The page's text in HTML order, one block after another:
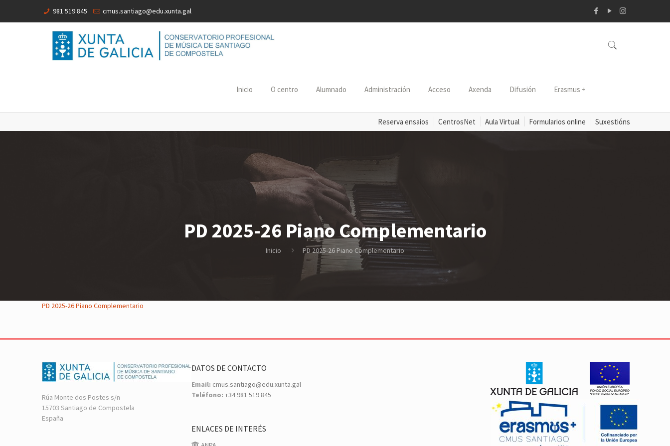
981 519 845 cmus.santiago@edu.xunta.gal
Inicio O centro Alumnado Administración Acceso Axenda Difusión Erasmus +
Reserva ensaios CentrosNet Aula Virtual Formularios online Suxestións
PD 2025-26 Piano Complementario
Inicio PD 2025-26 Piano Complementario
PD 2025-26 Piano Complementario
Rúa Monte dos Postes s/n
15703 Santiago de Compostela
España
DATOS DE CONTACTO
Email: cmus.santiago@edu.xunta.gal
Teléfono: +34 981 519 845
ENLACES DE INTERÉS